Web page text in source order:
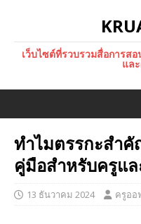
เว็บไซต์ที่รวบรวมสื่อการส
แล
ทำไมตรรกะสำ
คู่มือสำหรับครูแ
13 ธันวาคม 2024 ครูออ